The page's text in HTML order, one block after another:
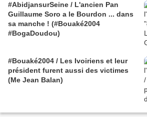
#AbidjansurSeine / L'ancien Pan
Guillaume Soro a le Bourdon ... dans
sa manche ! (#Bouaké2004
#BogaDoudou)
#Bouaké2004 / Les Ivoiriens et leur
président furent aussi des victimes
(Me Jean Balan)